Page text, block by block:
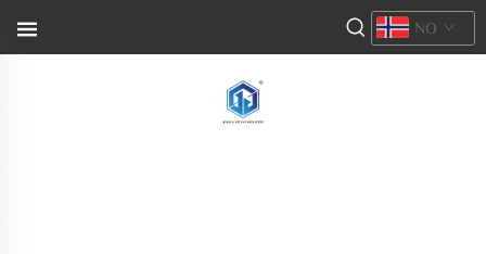
NO